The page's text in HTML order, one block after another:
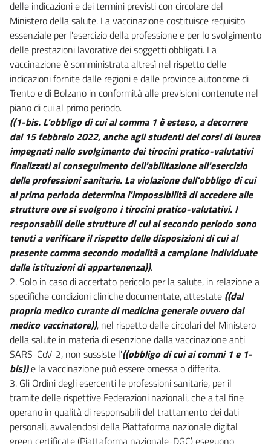
delle indicazioni e dei termini previsti con circolare del
Ministero della salute. La vaccinazione costituisce requisito
essenziale per l'esercizio della professione e per lo svolgimento
delle prestazioni lavorative dei soggetti obbligati. La
vaccinazione è somministrata altresì nel rispetto delle
indicazioni fornite dalle regioni e dalle province autonome di
Trento e di Bolzano in conformità alle previsioni contenute nel
piano di cui al primo periodo.
((1-bis. L'obbligo di cui al comma 1 è esteso, a decorrere
dal 15 febbraio 2022, anche agli studenti dei corsi di laurea
impegnati nello svolgimento dei tirocini pratico-valutativi
finalizzati al conseguimento dell'abilitazione all'esercizio
delle professioni sanitarie. La violazione dell'obbligo di cui
al primo periodo determina l'impossibilità di accedere alle
strutture ove si svolgono i tirocini pratico-valutativi. I
responsabili delle strutture di cui al secondo periodo sono
tenuti a verificare il rispetto delle disposizioni di cui al
presente comma secondo modalità a campione individuate
dalle istituzioni di appartenenza)).
2. Solo in caso di accertato pericolo per la salute, in relazione a
specifiche condizioni cliniche documentate, attestate ((dal
proprio medico curante di medicina generale ovvero dal
medico vaccinatore)), nel rispetto delle circolari del Ministero
della salute in materia di esenzione dalla vaccinazione anti
SARS-CoV-2, non sussiste l'((obbligo di cui ai commi 1 e 1-
bis))e la vaccinazione può essere omessa o differita.
3. Gli Ordini degli esercenti le professioni sanitarie, per il
tramite delle rispettive Federazioni nazionali, che a tal fine
operano in qualità di responsabili del trattamento dei dati
personali, avvalendosi della Piattaforma nazionale digital
green certificate (Piattaforma nazionale-DGC) eseguono